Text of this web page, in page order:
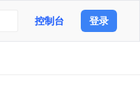
控制台 登录